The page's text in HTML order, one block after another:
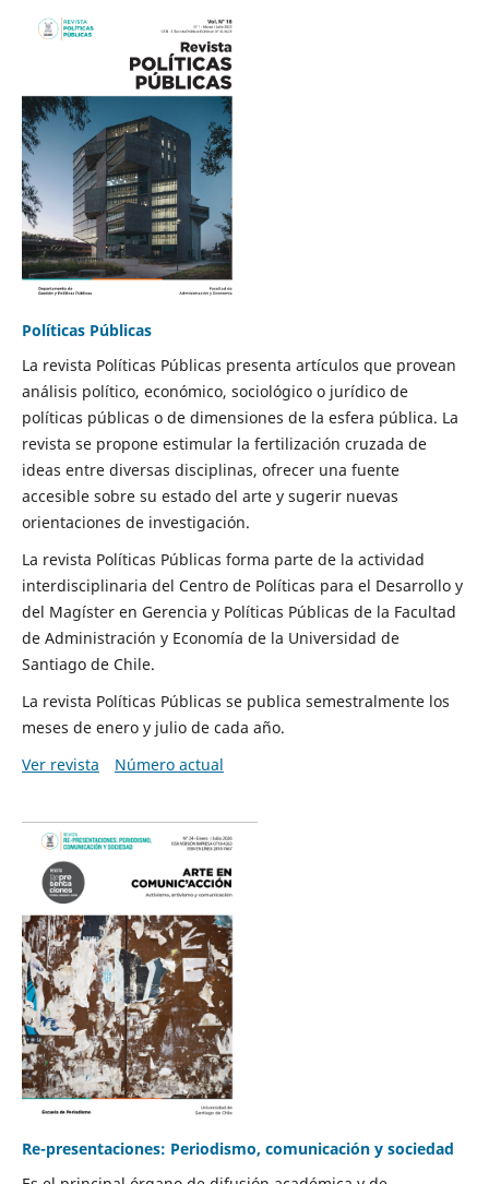
Políticas Públicas
La revista Políticas Públicas presenta artículos que provean
análisis político, económico, sociológico o jurídico de
políticas públicas o de dimensiones de la esfera pública. La
revista se propone estimular la fertilización cruzada de
ideas entre diversas disciplinas, ofrecer una fuente
accesible sobre su estado del arte y sugerir nuevas
orientaciones de investigación.
La revista Políticas Públicas forma parte de la actividad
interdisciplinaria del Centro de Políticas para el Desarrollo y
del Magíster en Gerencia y Políticas Públicas de la Facultad
de Administración y Economía de la Universidad de
Santiago de Chile.
La revista Políticas Públicas se publica semestralmente los
meses de enero y julio de cada año.
Ver revista
Número actual
Re-presentaciones: Periodismo, comunicación y sociedad